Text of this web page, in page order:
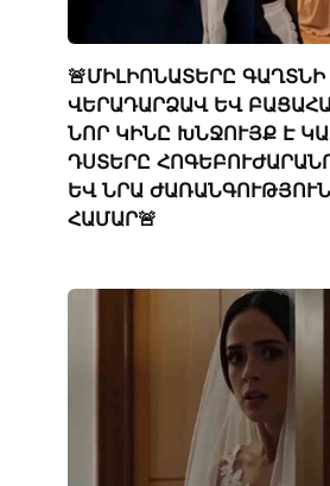
🚨ՄԻԼԻՈՆԱՏԵՐԸ ԳԱՂՏՆԻ
ՎԵՐԱԴԱՐՁԱՎ ԵՎ
ՆՈՐ ԿԻՆԸ ԽՆՋՈՒՅՔ Է
ԴՍՏԵՐԸ
ԵՎ ՆՐԱ
ՀԱՄԱՐ🚨